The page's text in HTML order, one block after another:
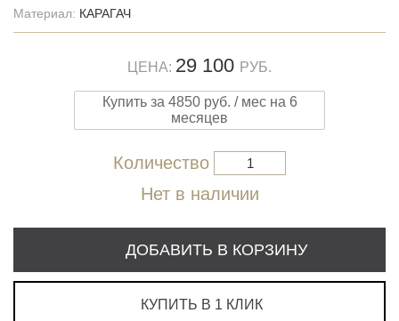
Материал: КАРАГАЧ
ЦЕНА: 29 100 РУБ.
Купить за 4850 руб. / мес на 6
месяцев
Количество
Нет в наличии
ДОБАВИТЬ В КОРЗИНУ
КУПИТЬ В 1 КЛИК